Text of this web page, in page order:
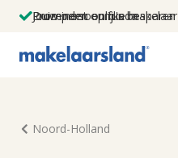
Jouw persoonlijke makelaar
Duizenden euro's besparen
Prominent op funda
Noord-Holland